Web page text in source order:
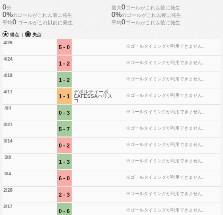
0分 最大0ゴールがこれ以後に発生
0%のゴールがこれ以前に発生 0%のゴールがこれ以後に発生
平均0 ゴールがこれ以前に発生 平均0ゴールがこれ以後に発生
得点
失点
4/26
5 - 0 ※ゴールタイミングが利用できません。
4/24
1 - 2 ※ゴールタイミングが利用できません。
4/18
1 - 2 ※ゴールタイミングが利用できません。
4/11
1 - 1
デポルティーボ
CAFESSAハリス
コ
※ゴールタイミングが利用できません。
4/4
0 - 3 ※ゴールタイミングが利用できません。
3/21
5 - 7 ※ゴールタイミングが利用できません。
3/14
0 - 2 ※ゴールタイミングが利用できません。
3/8
1 - 3 ※ゴールタイミングが利用できません。
3/4
6 - 0 ※ゴールタイミングが利用できません。
2/28
2 - 3 ※ゴールタイミングが利用できません。
2/17
0 - 6 ※ゴールタイミングが利用できません。